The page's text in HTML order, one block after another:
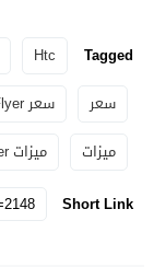
Tagged
Htc
سعر
سعر HTC Flyer
ميزات
ميزات HTC Flyer
Short Link